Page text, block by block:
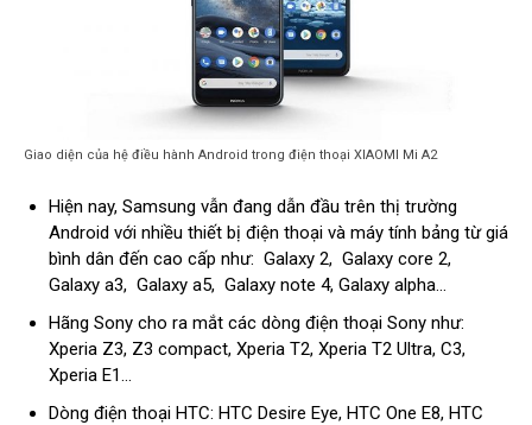
Giao diện của hệ điều hành Android trong điện thoại XIAOMI Mi A2
Hiện nay, Samsung vẫn đang dẫn đầu trên thị trường
Android với nhiều thiết bị điện thoại và máy tính bảng từ giá
bình dân đến cao cấp như: Galaxy 2, Galaxy core 2,
Galaxy a3, Galaxy a5, Galaxy note 4, Galaxy alpha…
Hãng Sony cho ra mắt các dòng điện thoại Sony như:
Xperia Z3, Z3 compact, Xperia T2, Xperia T2 Ultra, C3,
Xperia E1…
Dòng điện thoại HTC: HTC Desire Eye, HTC One E8, HTC